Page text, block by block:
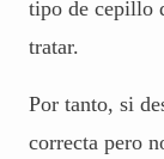
tipo de cepillo
tratar.
Por tanto, si
correcta pero